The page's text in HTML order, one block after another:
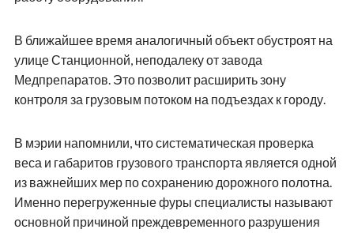
В ближайшее время аналогичный объект обустроят на
улице Станционной, неподалеку от завода
Медпрепаратов. Это позволит расширить зону
контроля за грузовым потоком на подъездах к городу.
В мэрии напомнили, что систематическая проверка
веса и габаритов грузового транспорта является одной
из важнейших мер по сохранению дорожного полотна.
Именно перегруженные фуры специалисты называют
основной причиной преждевременного разрушения